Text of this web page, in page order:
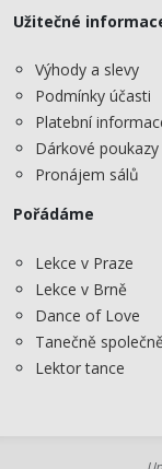
Užitečné
Výhody a slevy
Podmínky účasti
Platební
Dárkové poukazy
Pronájem sálů
Pořádáme
Lekce v Praze
Lekce v Brně
Dance of Love
Tanečně společně
Lektor tance